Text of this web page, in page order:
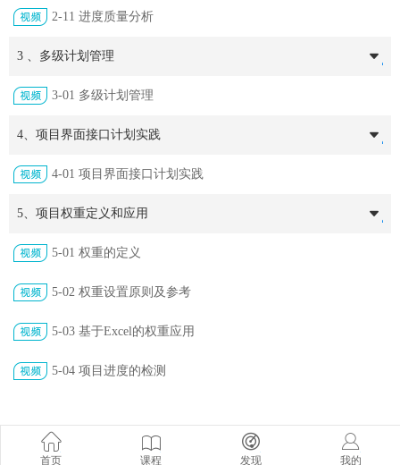
2-11 进度质量分析
3 、多级计划管理
3-01 多级计划管理
4、项目界面接口计划实践
4-01 项目界面接口计划实践
5、项目权重定义和应用
5-01 权重的定义
5-02 权重设置原则及参考
5-03 基于Excel的权重应用
5-04 项目进度的检测
首页 课程 发现 我的